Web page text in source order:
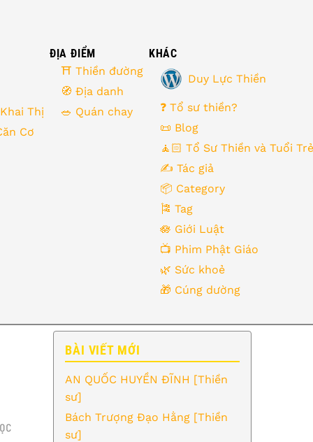
Thị
Cơ
ĐỊA ĐIỂM
⛩ Thiền đường
🧭 Địa danh
🥗 Quán chay
KHÁC
Duy Lực Thiền
❓ Tổ sư thiền?
📜 Blog
🧘🏻 Tổ Sư Thiền và Tuổi Trẻ
✍️ Tác giả
📦 Category
🎏 Tag
🪷 Giới Luật
📺 Phim Phật Giáo
🌿️ Sức khoẻ
🎁️ Cúng dường
BÀI VIẾT MỚI
AN QUỐC HUYỀN ĐĨNH [Thiền
sư]
Bách Trượng Đạo Hằng [Thiền
sư]